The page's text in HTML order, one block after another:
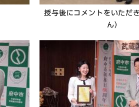
授与後にコメントをいただ
ん）